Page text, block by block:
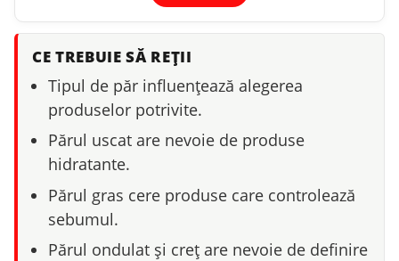
CE TREBUIE SĂ REȚII
Tipul de păr influențează alegerea
produselor potrivite.
Părul uscat are nevoie de produse
hidratante.
Părul gras cere produse care controlează
sebumul.
Părul ondulat și creț are nevoie de definire